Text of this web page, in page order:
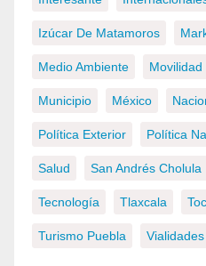
Izúcar De Matamoros
Medio Ambiente Movilidad
Municipio México
Política Exterior Política
Salud San Andrés Cholula
Tecnología Tlaxcala
Turismo Puebla Vialidades